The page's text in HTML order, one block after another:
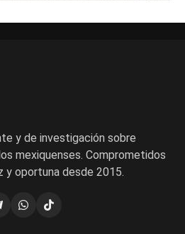
y de investigación sobre
mexiquenses. Comprometidos
y oportuna desde 2015.